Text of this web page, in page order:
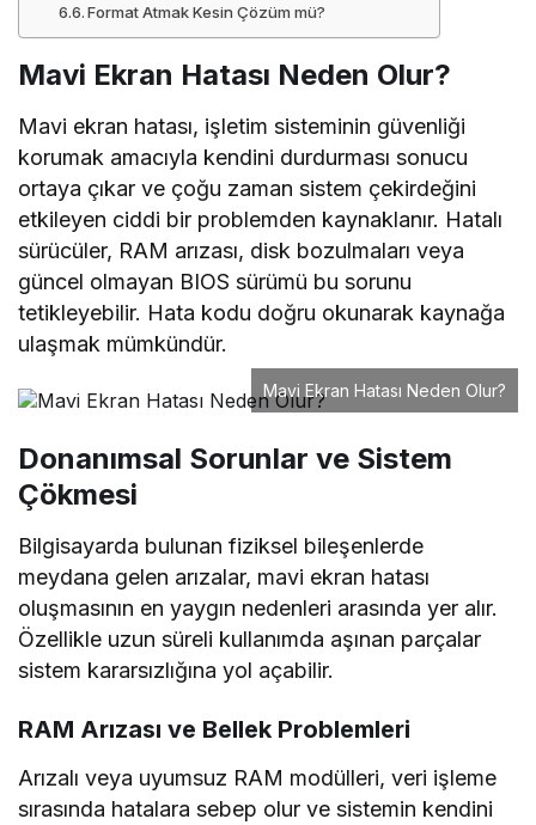
Format Atmak Kesin Çözüm mü?
Mavi Ekran Hatası Neden Olur?
Mavi ekran hatası, işletim sisteminin güvenliği
korumak amacıyla kendini durdurması sonucu
ortaya çıkar ve çoğu zaman sistem çekirdeğini
etkileyen ciddi bir problemden kaynaklanır. Hatalı
sürücüler, RAM arızası, disk bozulmaları veya
güncel olmayan BIOS sürümü bu sorunu
tetikleyebilir. Hata kodu doğru okunarak kaynağa
ulaşmak mümkündür.
Mavi Ekran Hatası Neden Olur?
Donanımsal Sorunlar ve Sistem
Çökmesi
Bilgisayarda bulunan fiziksel bileşenlerde
meydana gelen arızalar, mavi ekran hatası
oluşmasının en yaygın nedenleri arasında yer alır.
Özellikle uzun süreli kullanımda aşınan parçalar
sistem kararsızlığına yol açabilir.
RAM Arızası ve Bellek Problemleri
Arızalı veya uyumsuz RAM modülleri, veri işleme
sırasında hatalara sebep olur ve sistemin kendini